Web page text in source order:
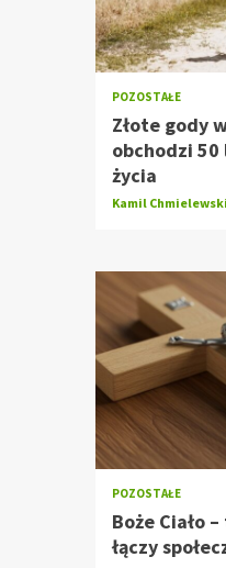
POZOSTAŁE
Złote gody
obchodzi
życia
Kamil Chmielewski
POZOSTAŁE
Boże Ciało
łączy